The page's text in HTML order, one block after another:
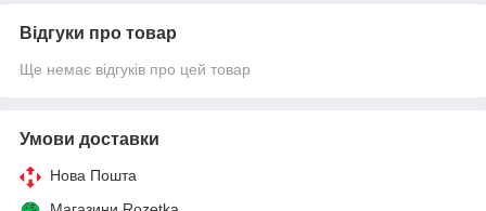
Відгуки про товар
Ще немає відгуків про цей товар
Умови доставки
Нова Пошта